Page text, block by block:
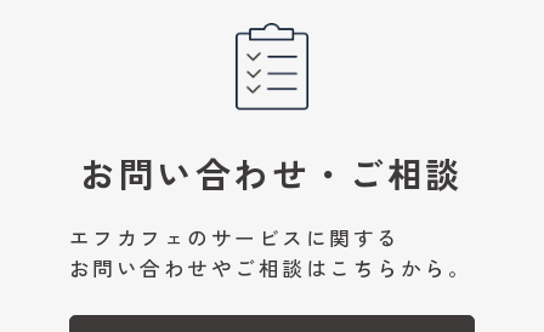
お問い合わせ・ご相談
エフカフェのサービスに関する
お問い合わせやご相談はこちらから。